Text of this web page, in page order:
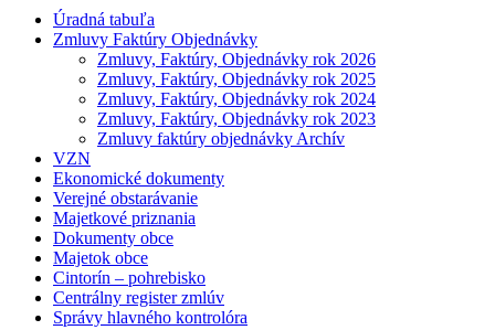
Úradná tabuľa
Zmluvy Faktúry Objednávky
Zmluvy, Faktúry, Objednávky rok 2026
Zmluvy, Faktúry, Objednávky rok 2025
Zmluvy, Faktúry, Objednávky rok 2024
Zmluvy, Faktúry, Objednávky rok 2023
Zmluvy faktúry objednávky Archív
VZN
Ekonomické dokumenty
Verejné obstarávanie
Majetkové priznania
Dokumenty obce
Majetok obce
Cintorín – pohrebisko
Centrálny register zmlúv
Správy hlavného kontrolóra